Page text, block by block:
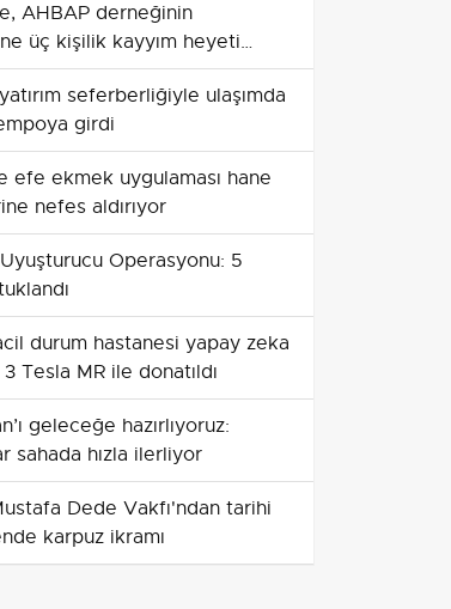
AHBAP derneğinin
üç kişilik kayyım heyeti
seferberliğiyle ulaşımda
girdi
efe ekmek uygulaması hane
nefes aldırıyor
Operasyonu: 5
durum hastanesi yapay zeka
Tesla MR ile donatıldı
geleceğe hazırlıyoruz:
sahada hızla ilerliyor
Dede Vakfı'ndan tarihi
karpuz ikramı